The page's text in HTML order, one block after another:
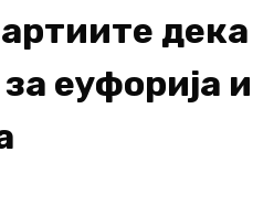
дека
еуфорија и